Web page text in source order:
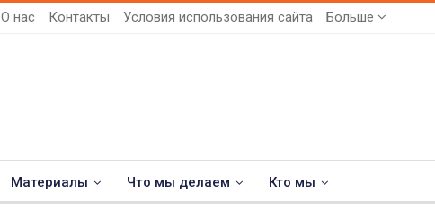
О нас Контакты Условия использования сайта Больше
Материалы Что мы делаем Кто мы